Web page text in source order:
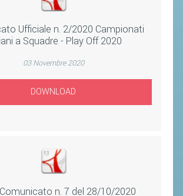
Ufficiale n. 2/2020 Campionati
a Squadre - Play Off 2020
03 Novembre 2020
DOWNLOAD
Comunicato n. 7 del 28/10/2020
AFFILIARE UN ESD
GARE ED EVENTI
CALENDARIO
COMUNICATI
EVENTI INTERNAZIONALI
CLASSIFICHE NAZIONALI